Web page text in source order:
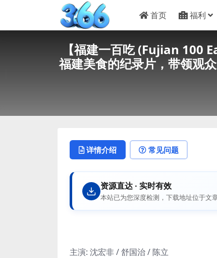
首页 福利
【福建一百吃 (Fujian 100
福建美食的纪录片，带领观
详情介绍 常见问题
资源直达 · 实时有效
本站已为您深度检测，下载地址位于文
主演: 沈宏非 / 舒国治 / 陈立